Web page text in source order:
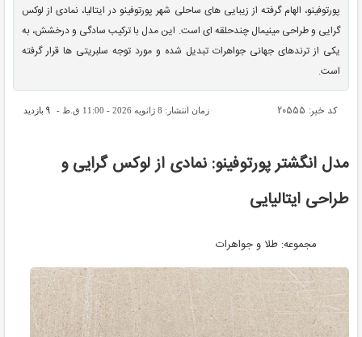
پورتوفینو، الهام گرفته از زیبایی های ساحلی شهر پورتوفینو در ایتالیا، نمادی از لوکس
گرایی و طراحی مینیمال چندحلقه ای است. این مدل با ترکیب سادگی و درخشش، به
یکی از ترندهای جهانی جواهرات تبدیل شده و مورد توجه سلبریتی ها قرار گرفته
است.
کد خبر: 20555 زمان انتشار: 8 ژانویه 2026 - 11:00 ق.ظ - 9 بازدید
مدل انگشتر پورتوفینو: نمادی از لوکس گرایی و
طراحی ایتالیایی
مجموعه: طلا و جواهرات